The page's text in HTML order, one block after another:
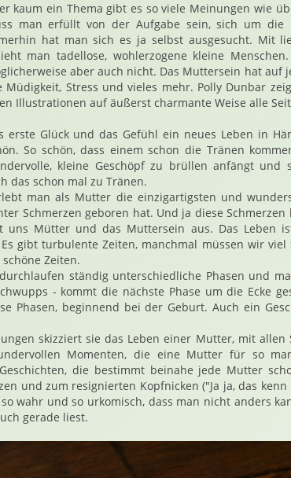
kaum ein Thema gibt es so viele Meinungen wie
man erfüllt von der Aufgabe sein, sich um die
hat man sich es ja selbst ausgesucht. Mit
man tadellose, wohlerzogene kleine
aber auch nicht. Das Muttersein hat auf
Müdigkeit, Stress und vieles mehr. Polly Dunbar
Illustrationen auf äußerst charmante Weise alle
erste Glück und das Gefühl ein neues Leben in
So schön, dass einem schon die Tränen
kleine Geschöpf zu brüllen anfängt und
das schon mal zu Tränen.
man als Mutter die einzigartigsten und
Schmerzen geboren hat. Und ja diese
uns Mütter und das Muttersein aus. Das Leben
gibt turbulente Zeiten, manchmal müssen wir
Zeiten.
ständig unterschiedliche Phasen und
- kommt die nächste Phase um die Ecke
Phasen, beginnend bei der Geburt. Auch ein
skizziert sie das Leben einer Mutter, mit
Momenten, die eine Mutter für so
die bestimmt beinahe jede Mutter
und zum resignierten Kopfnicken ("Ja ja, das
wahr und so urkomisch, dass man nicht anders
gerade liest.